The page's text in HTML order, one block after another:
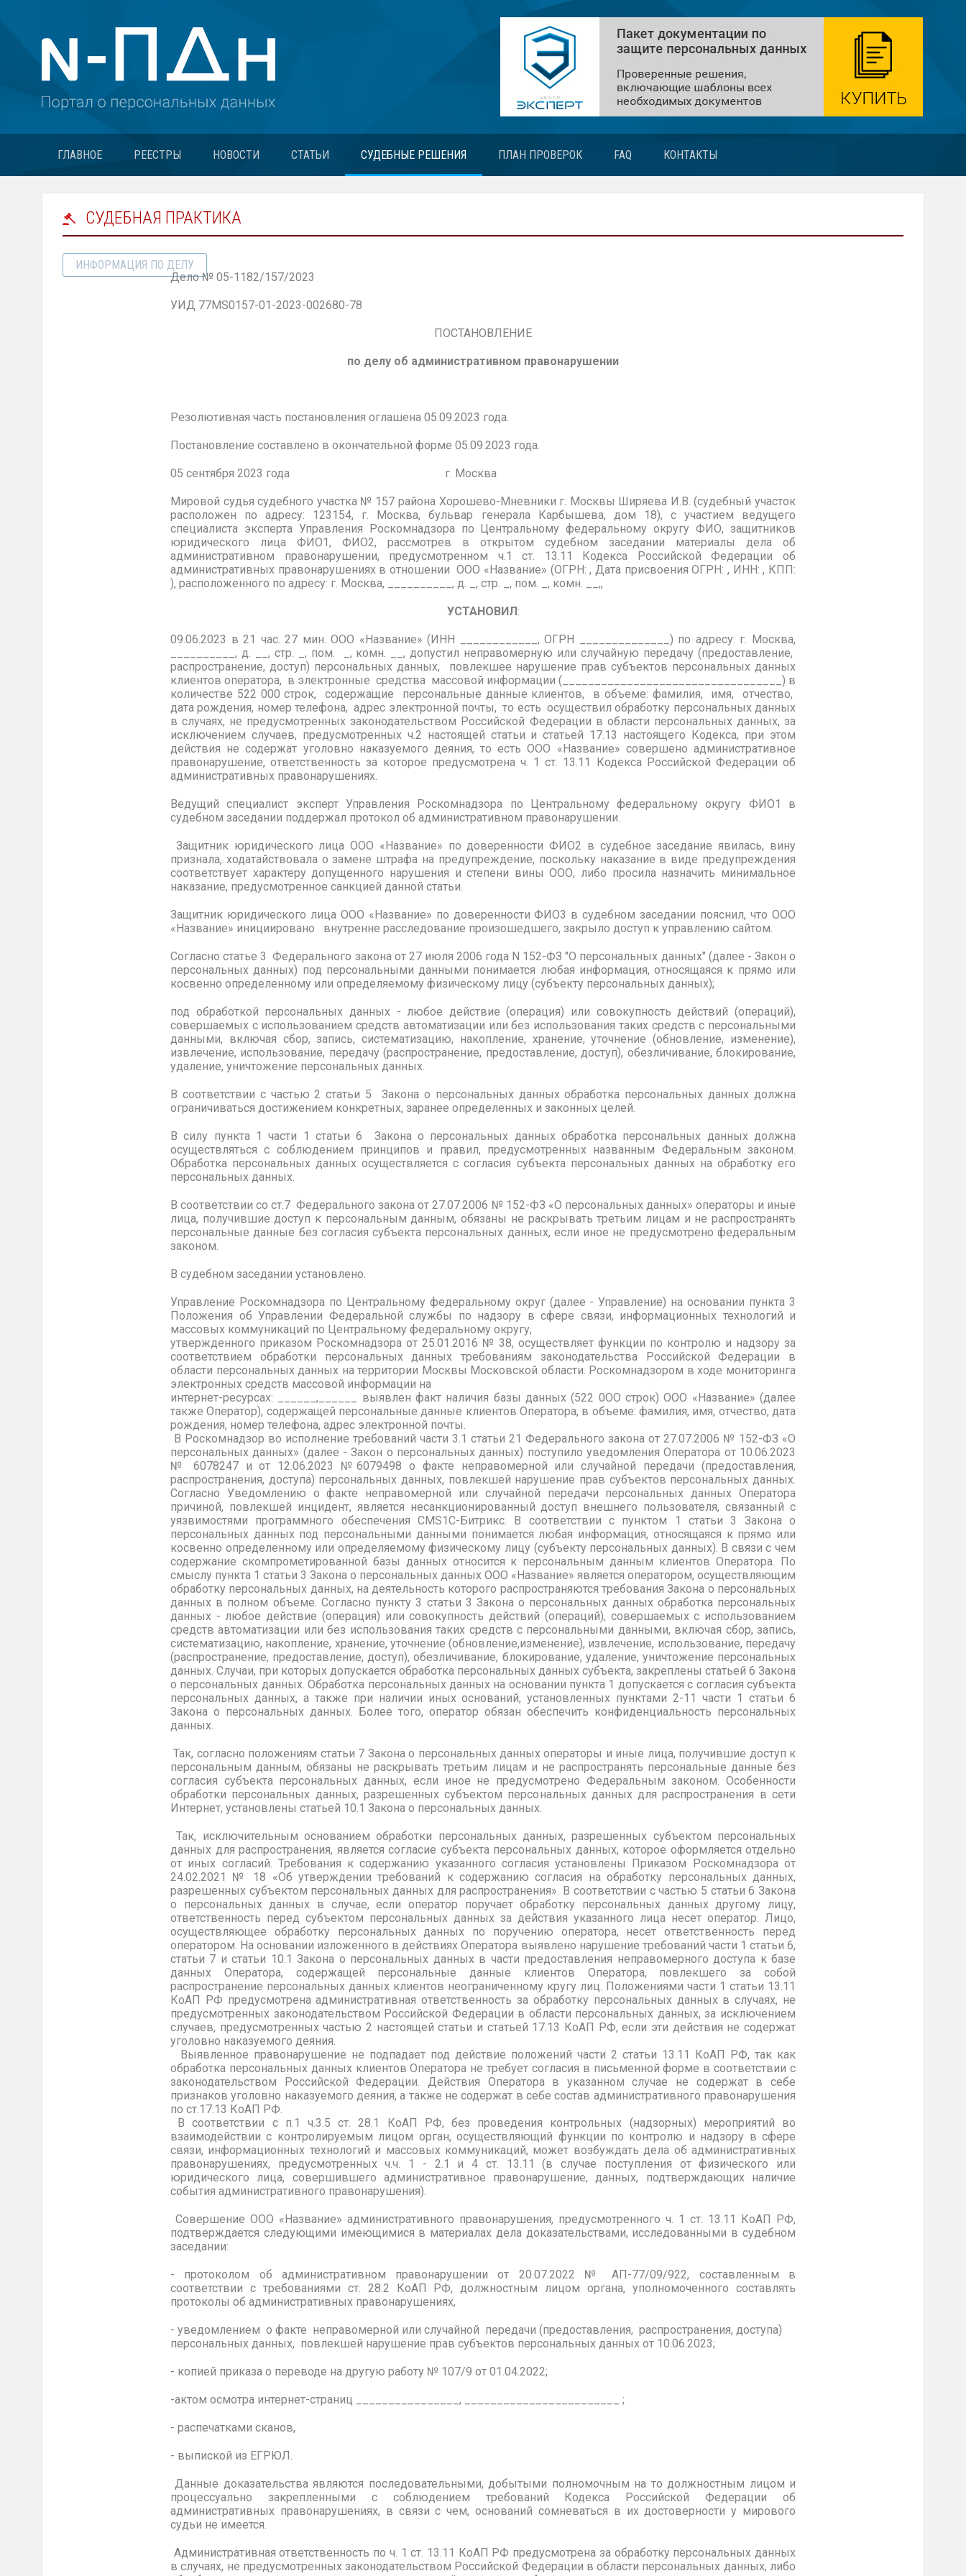
ГЛАВНОЕ РЕЕСТРЫ НОВОСТИ СТАТЬИ СУДЕБНЫЕ РЕШЕНИЯ ПЛАН ПРОВЕРОК FAQ КОНТАКТЫ
СУДЕБНАЯ ПРАКТИКА
ИНФОРМАЦИЯ ПО ДЕЛУ
Дело № 05-1182/157/2023
УИД 77MS0157-01-2023-002680-78
ПОСТАНОВЛЕНИЕ
по делу об административном правонарушении
Резолютивная часть постановления оглашена 05.09.2023 года.
Постановление составлено в окончательной форме 05.09.2023 года.
05 сентября 2023 года г. Москва
Мировой судья судебного участка № 157 района Хорошево-Мневники г. Москвы Ширяева И.В. (судебный участок
расположен по адресу: 123154, г. Москва, бульвар генерала Карбышева, дом 18), с участием ведущего
специалиста эксперта Управления Роскомнадзора по Центральному федеральному округу ФИО, защитников
юридического лица ФИО1, ФИО2, рассмотрев в открытом судебном заседании материалы дела об
административном правонарушении, предусмотренном ч.1 ст. 13.11 Кодекса Российской Федерации об
административных правонарушениях в отношении ООО «Название» (ОГРН: , Дата присвоения ОГРН: , ИНН: , КПП:
), расположенного по адресу: г. Москва, __________, д. _, стр. _, пом. _, комн. __,,
УСТАНОВИЛ:
09.06.2023 в 21 час. 27 мин. ООО «Название» (ИНН ____________, ОГРН ______________) по адресу: г. Москва,
__________, д. __, стр. _, пом. _, комн. __, допустил неправомерную или случайную передачу (предоставление,
распространение, доступ) персональных данных, повлекшее нарушение прав субъектов персональных данных
клиентов оператора, в электронные средства массовой информации (__________________________________) в
количестве 522 000 строк, содержащие персональные данные клиентов, в объеме: фамилия, имя, отчество,
дата рождения, номер телефона, адрес электронной почты, то есть осуществил обработку персональных данных
в случаях, не предусмотренных законодательством Российской Федерации в области персональных данных, за
исключением случаев, предусмотренных ч.2 настоящей статьи и статьей 17.13 настоящего Кодекса, при этом
действия не содержат уголовно наказуемого деяния, то есть ООО «Название» совершено административное
правонарушение, ответственность за которое предусмотрена ч. 1 ст. 13.11 Кодекса Российской Федерации об
административных правонарушениях.
Ведущий специалист эксперт Управления Роскомнадзора по Центральному федеральному округу ФИО1 в
судебном заседании поддержал протокол об административном правонарушении.
Защитник юридического лица ООО «Название» по доверенности ФИО2 в судебное заседание явилась, вину
признала, ходатайствовала о замене штрафа на предупреждение, поскольку наказание в виде предупреждения
соответствует характеру допущенного нарушения и степени вины ООО, либо просила назначить минимальное
наказание, предусмотренное санкцией данной статьи.
Защитник юридического лица ООО «Название» по доверенности ФИО3 в судебном заседании пояснил, что ООО
«Название» инициировано внутренне расследование произошедшего, закрыло доступ к управлению сайтом.
Согласно статье 3 Федерального закона от 27 июля 2006 года N 152-ФЗ "О персональных данных" (далее - Закон о
персональных данных) под персональными данными понимается любая информация, относящаяся к прямо или
косвенно определенному или определяемому физическому лицу (субъекту персональных данных);
под обработкой персональных данных - любое действие (операция) или совокупность действий (операций),
совершаемых с использованием средств автоматизации или без использования таких средств с персональными
данными, включая сбор, запись, систематизацию, накопление, хранение, уточнение (обновление, изменение),
извлечение, использование, передачу (распространение, предоставление, доступ), обезличивание, блокирование,
удаление, уничтожение персональных данных.
В соответствии с частью 2 статьи 5 Закона о персональных данных обработка персональных данных должна
ограничиваться достижением конкретных, заранее определенных и законных целей.
В силу пункта 1 части 1 статьи 6 Закона о персональных данных обработка персональных данных должна
осуществляться с соблюдением принципов и правил, предусмотренных названным Федеральным законом.
Обработка персональных данных осуществляется с согласия субъекта персональных данных на обработку его
персональных данных.
В соответствии со ст.7 Федерального закона от 27.07.2006 № 152-ФЗ «О персональных данных» операторы и иные
лица, получившие доступ к персональным данным, обязаны не раскрывать третьим лицам и не распространять
персональные данные без согласия субъекта персональных данных, если иное не предусмотрено федеральным
законом.
В судебном заседании установлено.
Управление Роскомнадзора по Центральному федеральному округ (далее - Управление) на основании пункта 3
Положения об Управлении Федеральной службы по надзору в сфере связи, информационных технологий и
массовых коммуникаций по Центральному федеральному округу,
утвержденного приказом Роскомнадзора от 25.01.2016 № 38, осуществляет функции по контролю и надзору за
соответствием обработки персональных данных требованиям законодательства Российской Федерации в
области персональных данных на территории Москвы Московской области. Роскомнадзором в ходе мониторинга
электронных средств массовой информации на
интернет-ресурсах: ______,______ выявлен факт наличия базы данных (522 0ОО строк) ООО «Название» (далее
также Оператор), содержащей персональные данные клиентов Оператора, в объеме: фамилия, имя, отчество, дата
рождения, номер телефона, адрес электронной почты.
В Роскомнадзор во исполнение требований части 3.1 статьи 21 Федерального закона от 27.07.2006 № 152-ФЗ «О
персональных данных» (далее - Закон о персональных данных) поступило уведомления Оператора от 10.06.2023
№ 6078247 и от 12.06.2023 №6079498 о факте неправомерной или случайной передачи (предоставления,
распространения, доступа) персональных данных, повлекшей нарушение прав субъектов персональных данных.
Согласно Уведомлению о факте неправомерной или случайной передачи персональных данных Оператора
причиной, повлекшей инцидент, является несанкционированный доступ внешнего пользователя, связанный с
уязвимостями программного обеспечения CMS1C-Битрикс. В соответствии с пунктом 1 статьи 3 Закона о
персональных данных под персональными данными понимается любая информация, относящаяся к прямо или
косвенно определенному или определяемому физическому лицу (субъекту персональных данных). В связи с чем
содержание скомпрометированной базы данных относится к персональным данным клиентов Оператора. По
смыслу пункта 1 статьи 3 Закона о персональных данных ООО «Название» является оператором, осуществляющим
обработку персональных данных, на деятельность которого распространяются требования Закона о персональных
данных в полном объеме. Согласно пункту 3 статьи 3 Закона о персональных данных обработка персональных
данных - любое действие (операция) или совокупность действий (операций), совершаемых с использованием
средств автоматизации или без использования таких средств с персональными данными, включая сбор, запись,
систематизацию, накопление, хранение, уточнение (обновление,изменение), извлечение, использование, передачу
(распространение, предоставление, доступ), обезличивание, блокирование, удаление, уничтожение персональных
данных. Случаи, при которых допускается обработка персональных данных субъекта, закреплены статьей 6 Закона
о персональных данных. Обработка персональных данных на основании пункта 1 допускается с согласия субъекта
персональных данных, а также при наличии иных оснований, установленных пунктами 2-11 части 1 статьи 6
Закона о персональных данных. Более того, оператор обязан обеспечить конфиденциальность персональных
данных.
Так, согласно положениям статьи 7 Закона о персональных данных операторы и иные лица, получившие доступ к
персональным данным, обязаны не раскрывать третьим лицам и не распространять персональные данные без
согласия субъекта персональных данных, если иное не предусмотрено Федеральным законом. Особенности
обработки персональных данных, разрешенных субъектом персональных данных для распространения в сети
Интернет, установлены статьей 10.1 Закона о персональных данных.
Так, исключительным основанием обработки персональных данных, разрешенных субъектом персональных
данных для распространения, является согласие субъекта персональных данных, которое оформляется отдельно
от иных согласий. Требования к содержанию указанного согласия установлены Приказом Роскомнадзора от
24.02.2021 № 18 «Об утверждении требований к содержанию согласия на обработку персональных данных,
разрешенных субъектом персональных данных для распространения». В соответствии с частью 5 статьи 6 Закона
о персональных данных в случае, если оператор поручает обработку персональных данных другому лицу,
ответственность перед субъектом персональных данных за действия указанного лица несет оператор. Лицо,
осуществляющее обработку персональных данных по поручению оператора, несет ответственность перед
оператором. На основании изложенного в действиях Оператора выявлено нарушение требований части 1 статьи 6,
статьи 7 и статьи 10.1 Закона о персональных данных в части предоставления неправомерного доступа к базе
данных Оператора, содержащей персональные данные клиентов Оператора, повлекшего за собой
распространение персональных данных клиентов неограниченному кругу лиц. Положениями части 1 статьи 13.11
КоАП РФ предусмотрена административная ответственность за обработку персональных данных в случаях, не
предусмотренных законодательством Российской Федерации в области персональных данных, за исключением
случаев, предусмотренных частью 2 настоящей статьи и статьей 17.13 КоАП РФ, если эти действия не содержат
уголовно наказуемого деяния.
Выявленное правонарушение не подпадает под действие положений части 2 статьи 13.11 КоАП РФ, так как
обработка персональных данных клиентов Оператора не требует согласия в письменной форме в соответствии с
законодательством Российской Федерации. Действия Оператора в указанном случае не содержат в себе
признаков уголовно наказуемого деяния, а также не содержат в себе состав административного правонарушения
по ст.17.13 КоАП РФ.
В соответствии с п.1 ч.3.5 ст. 28.1 КоАП РФ, без проведения контрольных (надзорных) мероприятий во
взаимодействии с контролируемым лицом орган, осуществляющий функции по контролю и надзору в сфере
связи, информационных технологий и массовых коммуникаций, может возбуждать дела об административных
правонарушениях, предусмотренных ч.ч. 1 - 2.1 и 4 ст. 13.11 (в случае поступления от физического или
юридического лица, совершившего административное правонарушение, данных, подтверждающих наличие
события административного правонарушения).
Совершение ООО «Название» административного правонарушения, предусмотренного ч. 1 ст. 13.11 КоАП РФ,
подтверждается следующими имеющимися в материалах дела доказательствами, исследованными в судебном
заседании:
- протоколом об административном правонарушении от 20.07.2022 № АП-77/09/922, составленным в
соответствии с требованиями ст. 28.2 КоАП РФ, должностным лицом органа, уполномоченного составлять
протоколы об административных правонарушениях,
- уведомлением о факте неправомерной или случайной передачи (предоставления, распространения, доступа)
персональных данных, повлекшей нарушение прав субъектов персональных данных от 10.06.2023;
- копией приказа о переводе на другую работу № 107/9 от 01.04.2022;
-актом осмотра интернет-страниц ________________, ________________________ ;
- распечатками сканов,
- выпиской из ЕГРЮЛ.
Данные доказательства являются последовательными, добытыми полномочным на то должностным лицом и
процессуально закрепленными с соблюдением требований Кодекса Российской Федерации об
административных правонарушениях, в связи с чем, оснований сомневаться в их достоверности у мирового
судьи не имеется.
Административная ответственность по ч. 1 ст. 13.11 КоАП РФ предусмотрена за обработку персональных данных
в случаях, не предусмотренных законодательством Российской Федерации в области персональных данных, либо